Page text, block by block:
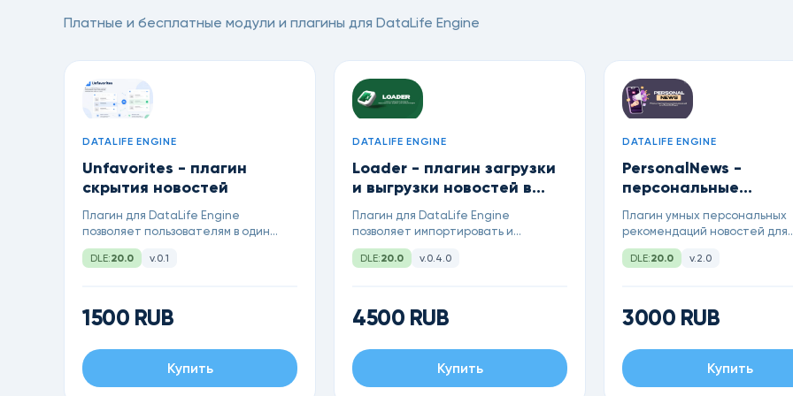
Платные и бесплатные модули и плагины для DataLife Engine
DATALIFE ENGINE
Unfavorites - плагин
скрытия новостей
Плагин для DataLife Engine
позволяет пользователям в один
клик скрывать неинтересные
новости с сайта
DLE:20.0 v.0.1
1500 RUB
Купить
DATALIFE ENGINE
Loader - плагин загрузки
и выгрузки новостей в
XLSX
Плагин для DataLife Engine
позволяет импортировать и
экспортировать новости через Excel
(XLSX), поддерживает все поля,
заголовку и автоматическое
создание новостей при отсутствии
DLE:20.0 v.0.4.0
4500 RUB
Купить
DATALIFE ENGINE
PersonalNews -
персональные
рекомендации
Плагин умных персональных
рекомендаций новостей для
DataLife Engine на основе
просмотров и интересов
DLE:20.0 v.2.0
3000 RUB
Купить